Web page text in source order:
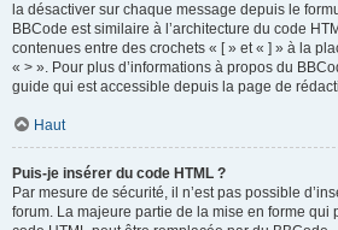
la désactiver sur chaque message depuis le
BBCode est similaire à l’architecture du code
contenues entre des crochets « [ » et « ] » à la
« > ». Pour plus d’informations à propos du
guide qui est accessible depuis la page de
Haut
Puis-je insérer du code HTML ?
Par mesure de sécurité, il n’est pas possible
forum. La majeure partie de la mise en forme qui